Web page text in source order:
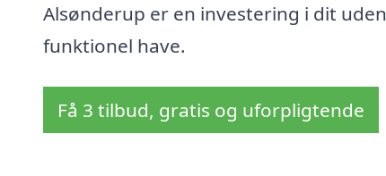
Alsønderup er en investering i dit
funktionel have.
Få 3 tilbud, gratis og uforpligtende